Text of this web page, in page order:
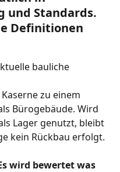
und Standards.
Definitionen
bauliche
zu einem
Bürogebäude. Wird
Lager genutzt, bleibt
kein Rückbau erfolgt.
wird bewertet was